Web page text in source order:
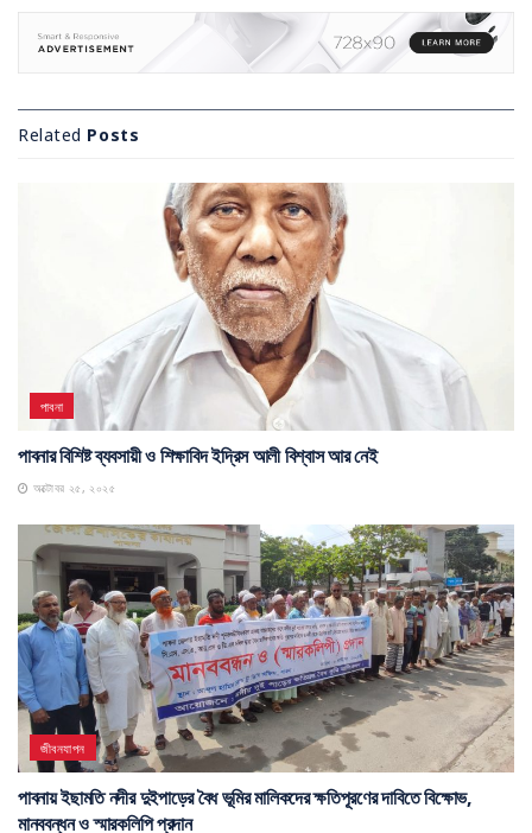
Related Posts
পাবনা
পাবনার বিশিষ্ট ব্যবসায়ী ও শিক্ষাবিদ ইদ্রিস আলী বিশ্বাস আর নেই
অক্টোবর ২৫, ২০২৫
জীবনযাপন
পাবনায় ইছামতি নদীর দুইপাড়ের বৈধ ভূমির মালিকদের ক্ষতিপূরণের দাবিতে বিক্ষোভ,
মানববন্ধন ও স্মারকলিপি প্রদান